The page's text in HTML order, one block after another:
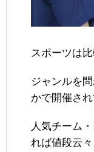
スポーツは
ジャンルを
かで開催され
人気チーム
れば値段云